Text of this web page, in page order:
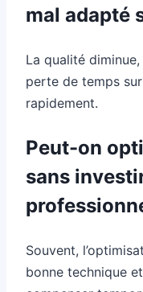
mal adapté
La qualité
perte de temps
rapidement.
Peut-on
sans
Souvent,
bonne technique